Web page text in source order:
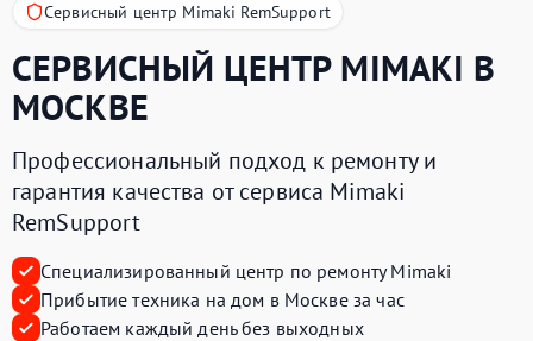
Сервисный центр Mimaki RemSupport
СЕРВИСНЫЙ ЦЕНТР MIMAKI В
МОСКВЕ
Профессиональный подход к ремонту и
гарантия качества от сервиса Mimaki
RemSupport
Специализированный центр по ремонту Mimaki
Прибытие техника на дом в Москве за час
Работаем каждый день без выходных